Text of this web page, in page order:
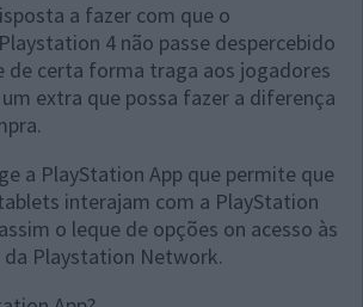
a fazer com que o
4 não passe despercebido
de certa forma traga aos jogadores
extra que possa fazer a diferença
a PlayStation App que permite que
interajam com a PlayStation
o leque de opções on acesso às
Playstation Network.